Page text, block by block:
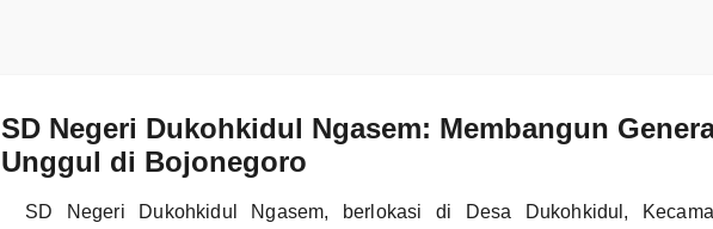
SD Negeri Dukohkidul Ngasem: Membangun
Unggul di Bojonegoro
SD Negeri Dukohkidul Ngasem, berlokasi di Desa Dukohkidul,